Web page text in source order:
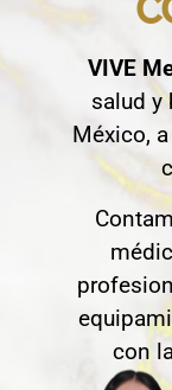
VIVE
salud y
México,
con